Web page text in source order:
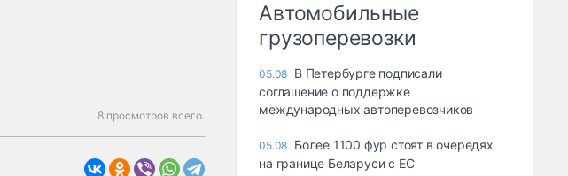
8 просмотров всего.
Автомобильные
грузоперевозки
05.08 В Петербурге подписали
соглашение о поддержке
международных автоперевозчиков
05.08 Более 1100 фур стоят в очередях
на границе Беларуси с ЕС